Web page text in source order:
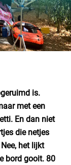
is.
met een
En dan niet
die netjes
het lijkt
bord gooit. 80